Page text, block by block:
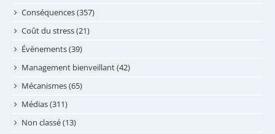
juillet 2024
juin 2024
mai 2024
avril 2024
février 2024
janvier 2024
novembre 2023
Conséquences (357)
Coût du stress (21)
Évènements (39)
Management bienveillant (42)
Mécanismes (65)
Médias (311)
Non classé (13)